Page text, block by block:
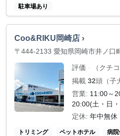
駐車場あり
Coo&RIKU岡崎店 ›
〒444-2133 愛知県岡崎市井ノ口
評価 -
（クチ
掲載 32頭（子
営業: 11:00～
20:00(土・日
定休: 年中無休
トリミング ペットホテル 病